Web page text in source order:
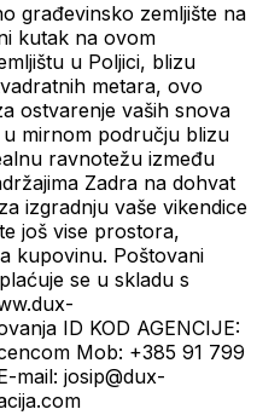
građevinsko zemljište na
kutak na ovom
u Poljici, blizu
metara, ovo
ostvarenje vaših snova
mirnom području blizu
ravnotežu između
Zadra na dohvat
izgradnju vaše vikendice
još vise prostora,
kupovinu. Poštovani
se u skladu s
ID KOD AGENCIJE:
Mob: +385 91 799
mail: josip@dux-